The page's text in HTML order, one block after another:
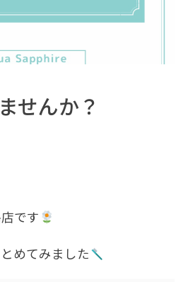
せんか？
です
めてみました